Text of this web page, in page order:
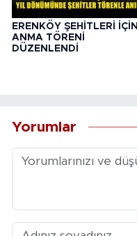
ERENKÖY ŞEHİTLERİ İÇİN
ANMA TÖRENİ
DÜZENLENDİ
Yorumlar